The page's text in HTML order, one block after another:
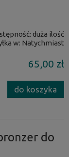
duża ilość
w: Natychmiast
65,00 zł
do koszyka
do